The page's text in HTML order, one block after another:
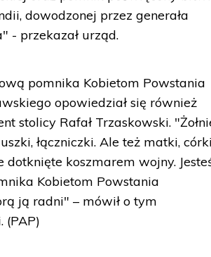
dowodzonej przez generała
- przekazał urząd.
pomnika Kobietom Powstania
opowiedział się również
stolicy Rafał Trzaskowski.
łączniczki. Ale też matki,
koszmarem wojny.
Kobietom Powstania
ją radni" – mówił o tym
(PAP)